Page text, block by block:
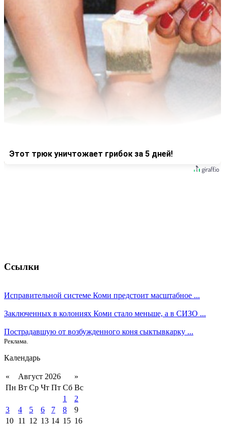
Этот трюк уничтожает грибок за 5 дней!
Ссылки
Исправительной системе Коми предстоит масштабное ...
Заключенных в колониях Коми стало меньше, а в СИЗО ...
Пострадавшую от возбужденного коня сыктывкарку ...
Реклама.
Календарь
« Август 2026
»
Пн Вт Ср Чт Пт Сб Вс
1
2
3
4 5 6 7 8
9
10 11 12 13 14 15 16